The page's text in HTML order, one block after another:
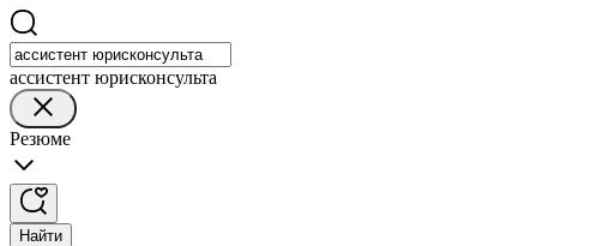
ассистент юрисконсульта
Резюме
Найти